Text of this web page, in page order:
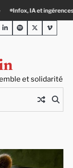
: quand le lien social
et solidarité
LinkedInSpotifyTwitterViméo